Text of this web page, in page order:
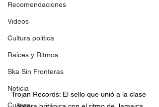
Recomendaciones
Videos
Cultura política
Raíces y Ritmos
Ska Sin Fronteras
Noticia
Cultura
Trojan Records: El sello que unió a la clase